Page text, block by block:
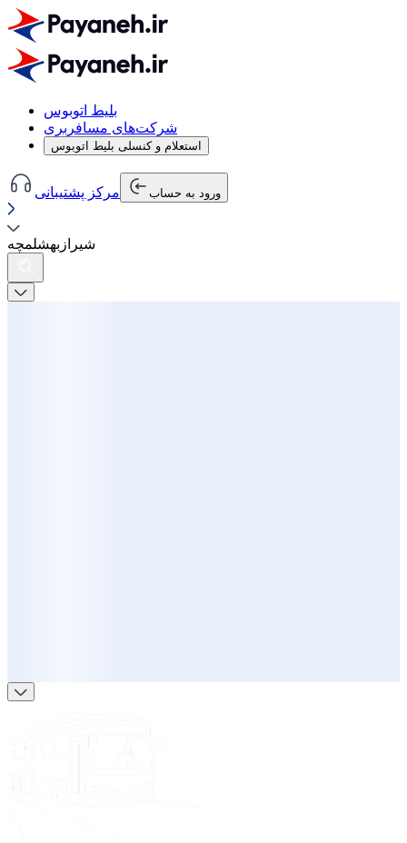
بلیط اتوبوس
شرکت‌های مسافربری
استعلام و کنسلی بلیط اتوبوس
مرکز پشتیبانی ورود به حساب
شیراز بهشلمچه